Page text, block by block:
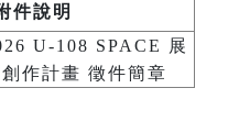
件說明
U-108 SPACE 展
作計畫 徵件簡章